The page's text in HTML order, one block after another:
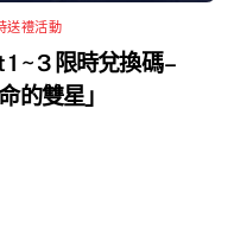
送禮活動
~ 3 限時兌換碼 –
的雙星」